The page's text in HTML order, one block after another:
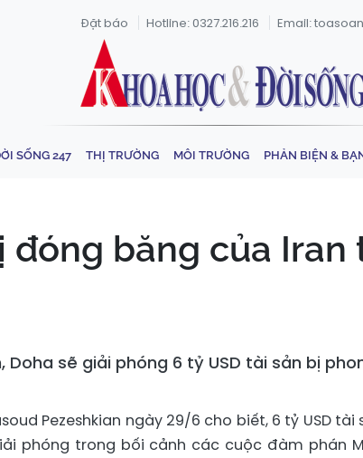
Đặt báo Hotline: 0327.216.216 Email:
SỐNG 247 THỊ TRƯỜNG MÔI TRƯỜNG PHẢN BIỆN &
đóng băng của
Doha sẽ giải phóng 6 tỷ USD tài sản bị
Pezeshkian ngày 29/6 cho biết, 6 tỷ USD tài
phóng trong bối cảnh các cuộc đàm phán